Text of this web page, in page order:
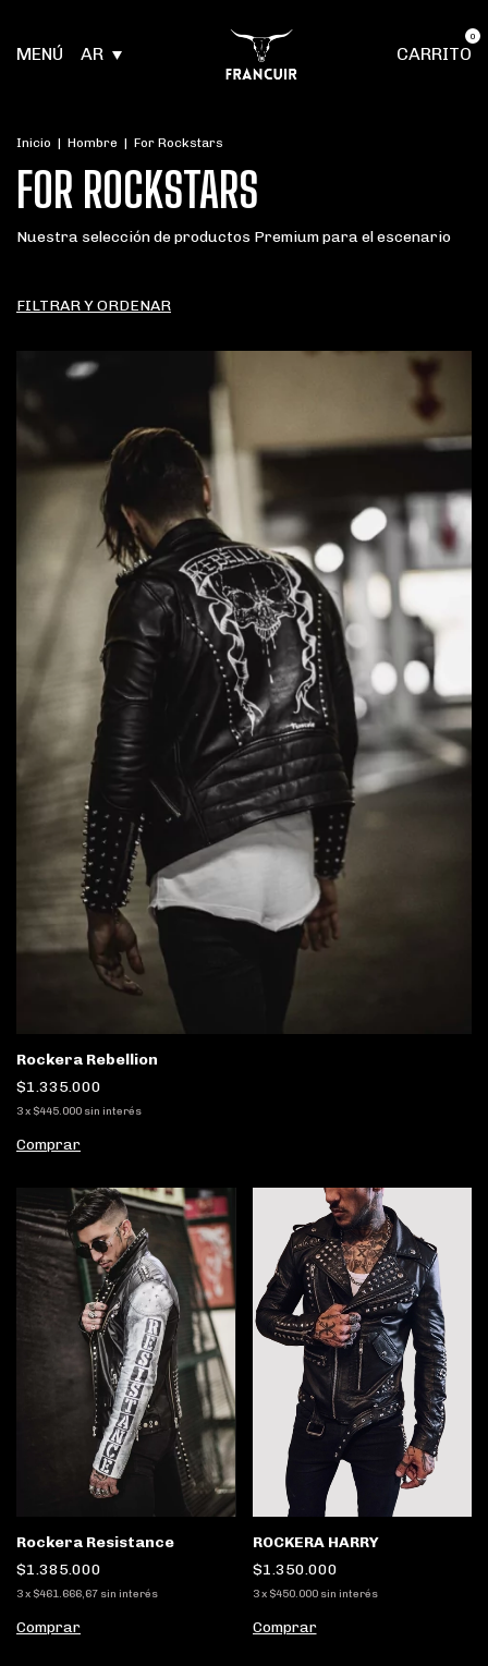
MENÚ AR CARRITO
0
Inicio | Hombre | For Rockstars
FOR ROCKSTARS
Nuestra selección de productos Premium para el escenario
FILTRAR Y ORDENAR
Rockera Rebellion
$1.335.000
3x $445.000 sin interés
Comprar
Rockera Resistance
$1.385.000
3x $461.666,67 sin interés
Comprar
ROCKERA HARRY
$1.350.000
3 x $450.000 sin interés
Comprar